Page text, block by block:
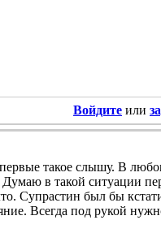
Войдите или
такое слышу. В
в такой ситуации
Супрастин был бы
Всегда под рукой